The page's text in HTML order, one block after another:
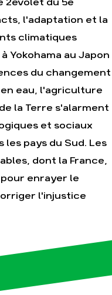
Climat – Énergie
Surproduction
Agriculture
Finance
Multinationales
Forêts
2evolet du 5e
l'adaptation et la
climatiques
Yokohama au Japon
du changement
eau, l'agriculture
la Terre s'alarment
et sociaux
pays du Sud. Les
dont la France,
enrayer le
l'injustice